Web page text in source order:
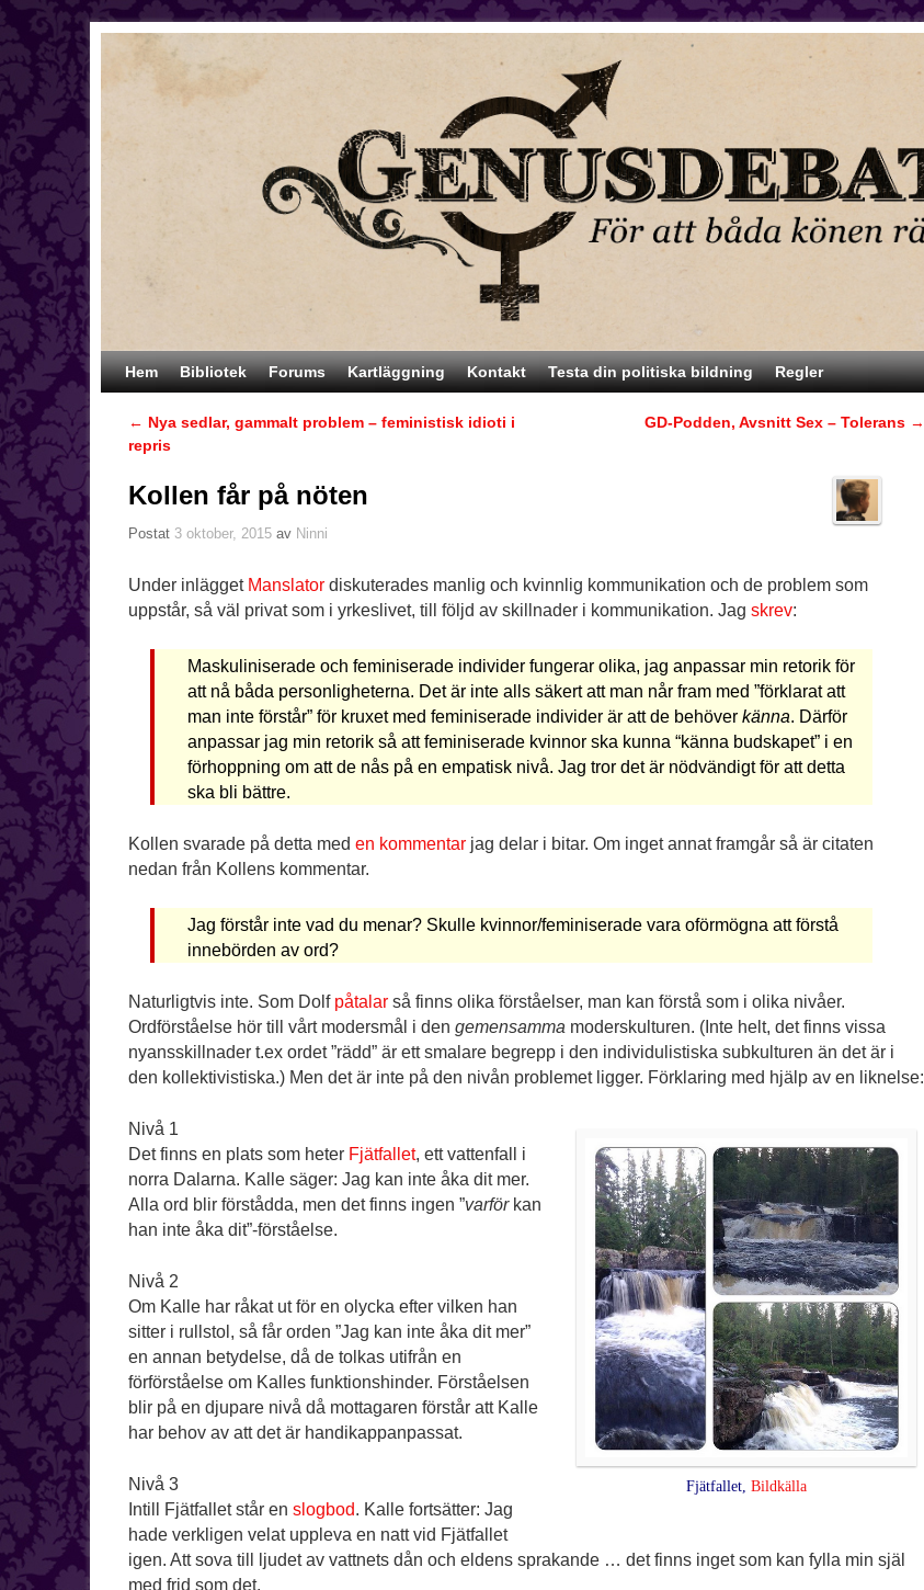
Hoppa till huvudinnehåll
Hoppa till sekundärt innehåll
Hem Bibliotek Forums Kartläggning Kontakt Testa din politiska bildning Regler
Inläggsnavigering
← Nya sedlar, gammalt problem – feministisk idioti i
repris
GD-Podden, Avsnitt Sex – Tolerans →
Kollen får på nöten
Postat 3 oktober, 2015 av Ninni
Under inlägget Manslator diskuterades manlig och kvinnlig kommunikation och de problem som
uppstår, så väl privat som i yrkeslivet, till följd av skillnader i kommunikation. Jag skrev:
Maskuliniserade och feminiserade individer fungerar olika, jag anpassar min retorik för
att nå båda personligheterna. Det är inte alls säkert att man når fram med ”förklarat att
man inte förstår” för kruxet med feminiserade individer är att de behöver känna. Därför
anpassar jag min retorik så att feminiserade kvinnor ska kunna “känna budskapet” i en
förhoppning om att de nås på en empatisk nivå. Jag tror det är nödvändigt för att detta
ska bli bättre.
Kollen svarade på detta med en kommentar jag delar i bitar. Om inget annat framgår så är citaten
nedan från Kollens kommentar.
Jag förstår inte vad du menar? Skulle kvinnor/feminiserade vara oförmögna att förstå
innebörden av ord?
Naturligtvis inte. Som Dolf påtalar så finns olika förståelser, man kan förstå som i olika nivåer.
Ordförståelse hör till vårt modersmål i den gemensamma moderskulturen. (Inte helt, det finns vissa
nyansskillnader t.ex ordet ”rädd” är ett smalare begrepp i den individulistiska subkulturen än det är i
den kollektivistiska.) Men det är inte på den nivån problemet ligger. Förklaring med hjälp av en liknelse:
Fjätfallet,Bildkälla
Nivå 1
Det finns en plats som heter Fjätfallet, ett vattenfall i
norra Dalarna. Kalle säger: Jag kan inte åka dit mer.
Alla ord blir förstådda, men det finns ingen ”varförkan
han inte åka dit”-förståelse.
Nivå 2
Om Kalle har råkat ut för en olycka efter vilken han
sitter i rullstol, så får orden ”Jag kan inte åka dit mer”
en annan betydelse, då de tolkas utifrån en
förförståelse om Kalles funktionshinder. Förståelsen
blir på en djupare nivå då mottagaren förstår att Kalle
har behov av att det är handikappanpassat.
Nivå 3
Intill Fjätfallet står en slogbod. Kalle fortsätter: Jag
hade verkligen velat uppleva en natt vid Fjätfallet
igen. Att sova till ljudet av vattnets dån och eldens sprakande … det finns inget som kan fylla min själ
med frid som det.